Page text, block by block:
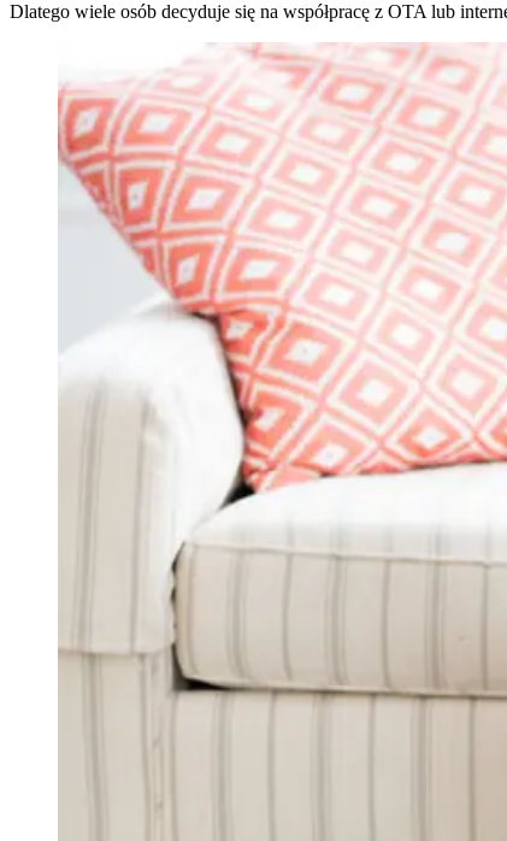
Dlatego wiele osób decyduje się na współpracę z OTA lub